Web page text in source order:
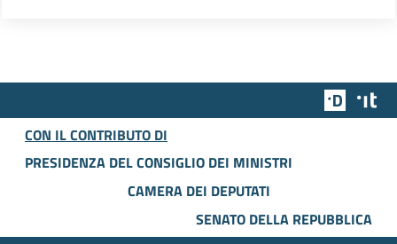
Team
CON IL CONTRIBUTO DI
PRESIDENZA DEL CONSIGLIO DEI MINISTRI
CAMERA DEI DEPUTATI
SENATO DELLA REPUBBLICA